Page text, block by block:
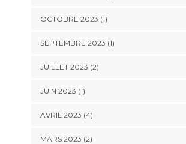
OCTOBRE 2023 (1)
SEPTEMBRE 2023 (1)
JUILLET 2023 (2)
JUIN 2023 (1)
AVRIL 2023 (4)
MARS 2023 (2)